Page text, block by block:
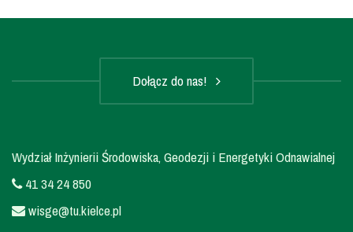
Dołącz do nas!
Wydział Inżynierii Środowiska, Geodezji i Energetyki Odnawialnej
41 34 24 850
wisge@tu.kielce.pl